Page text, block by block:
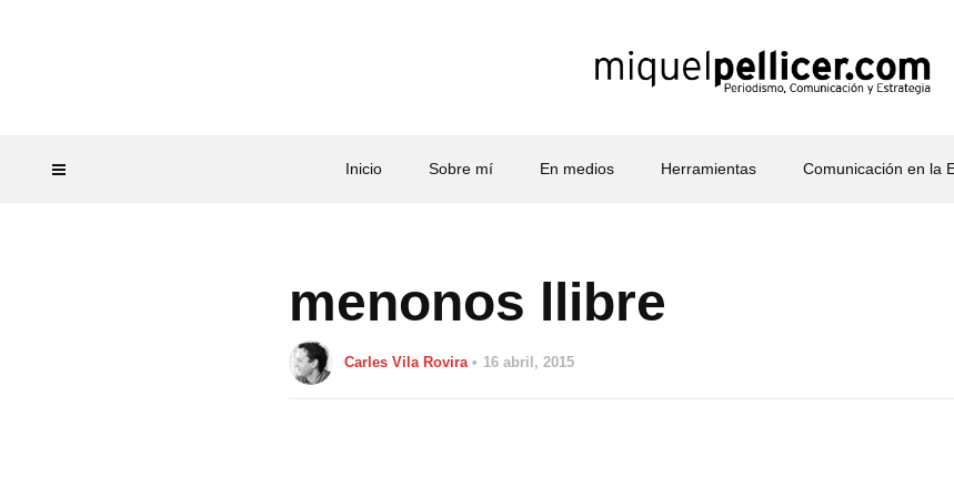
Inicio Sobre mí En medios Herramientas Comunicación en la
menonos llibre
Carles Vila Rovira 16 abril, 2015